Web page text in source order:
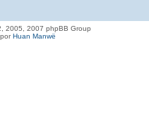
2005, 2007 phpBB Group
Huan Manwë